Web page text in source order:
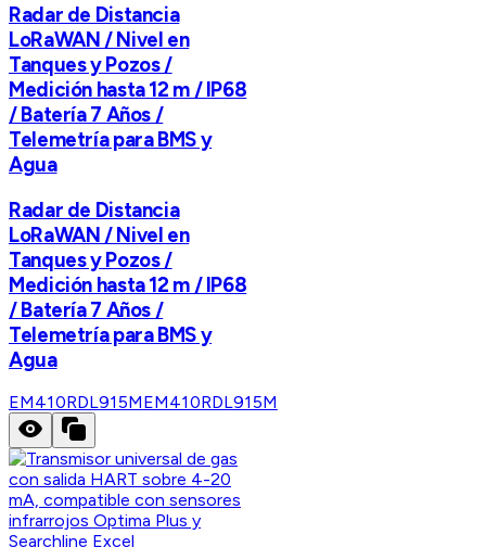
Radar de Distancia
LoRaWAN / Nivel en
Tanques y Pozos /
Medición hasta 12 m / IP68
/ Batería 7 Años /
Telemetría para BMS y
Agua
Radar de Distancia
LoRaWAN / Nivel en
Tanques y Pozos /
Medición hasta 12 m / IP68
/ Batería 7 Años /
Telemetría para BMS y
Agua
EM410RDL915MEM410RDL915M